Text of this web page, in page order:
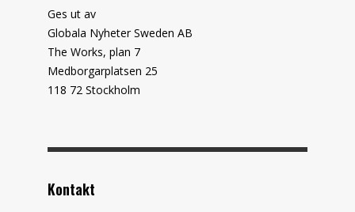
Ges ut av
Globala Nyheter Sweden AB
The Works, plan 7
Medborgarplatsen 25
118 72 Stockholm
Kontakt